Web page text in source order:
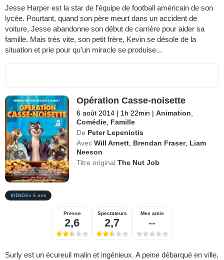
Jesse Harper est la star de l’équipe de football américain de son
lycée. Pourtant, quand son père meurt dans un accident de
voiture, Jesse abandonne son début de carrière pour aider sa
famille. Mais très vite, son petit frère, Kevin se désole de la
situation et prie pour qu’un miracle se produise...
Opération Casse-noisette
6 août 2014 | 1h 22min | Animation,
Comédie, Famille
De Peter Lepeniotis
Avec Will Arnett, Brendan Fraser, Liam
Neeson
Titre originalThe Nut Job
Dès 6 ans
Presse
2,6
Spectateurs
2,7
Mes amis
--
Surly est un écureuil malin et ingénieux. A peine débarqué en ville,